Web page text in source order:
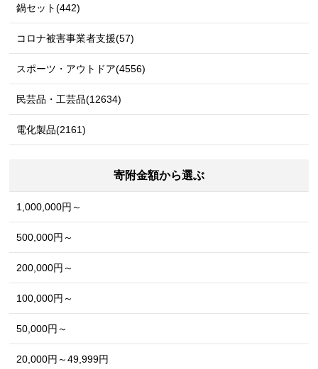
鍋セット(442)
コロナ被害事業者支援(57)
スポーツ・アウトドア(4556)
民芸品・工芸品(12634)
電化製品(2161)
寄附金額から選ぶ
1,000,000円～
500,000円～
200,000円～
100,000円～
50,000円～
20,000円～49,999円